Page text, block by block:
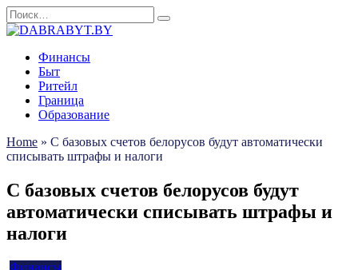
Перейти
к
Search
for:
Финансы
Быт
Ритейл
Граница
Образование
Home » С базовых счетов белорусов будут автоматически
списывать штрафы и налоги
С базовых счетов белорусов будут
автоматически списывать штрафы и
налоги
Финансы